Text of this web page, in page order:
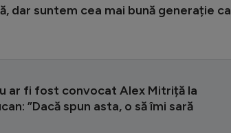
dar suntem cea mai bună generație
ar fi fost convocat Alex Mitriță la
”Dacă spun asta, o să îmi sară